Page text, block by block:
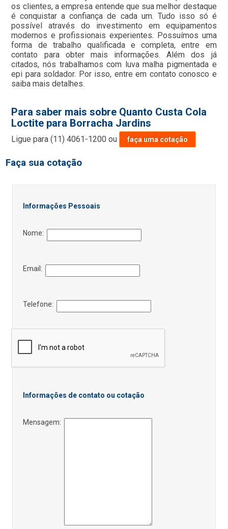
os clientes, a empresa entende que sua melhor destaque
é conquistar a confiança de cada um. Tudo isso só é
possível através do investimento em equipamentos
modernos e profissionais experientes. Possuímos uma
forma de trabalho qualificada e completa, entre em
contato para obter mais informações. Além dos já
citados, nós trabalhamos com luva malha pigmentada e
epi para soldador. Por isso, entre em contato conosco e
saiba mais detalhes.
Para saber mais sobre Quanto Custa Cola
Loctite para Borracha Jardins
Ligue para(11) 4061-1200 ou faça uma cotação
Faça sua cotação
Informações Pessoais
Nome:
Email:
Telefone:
Informações de contato ou cotação
Mensagem: